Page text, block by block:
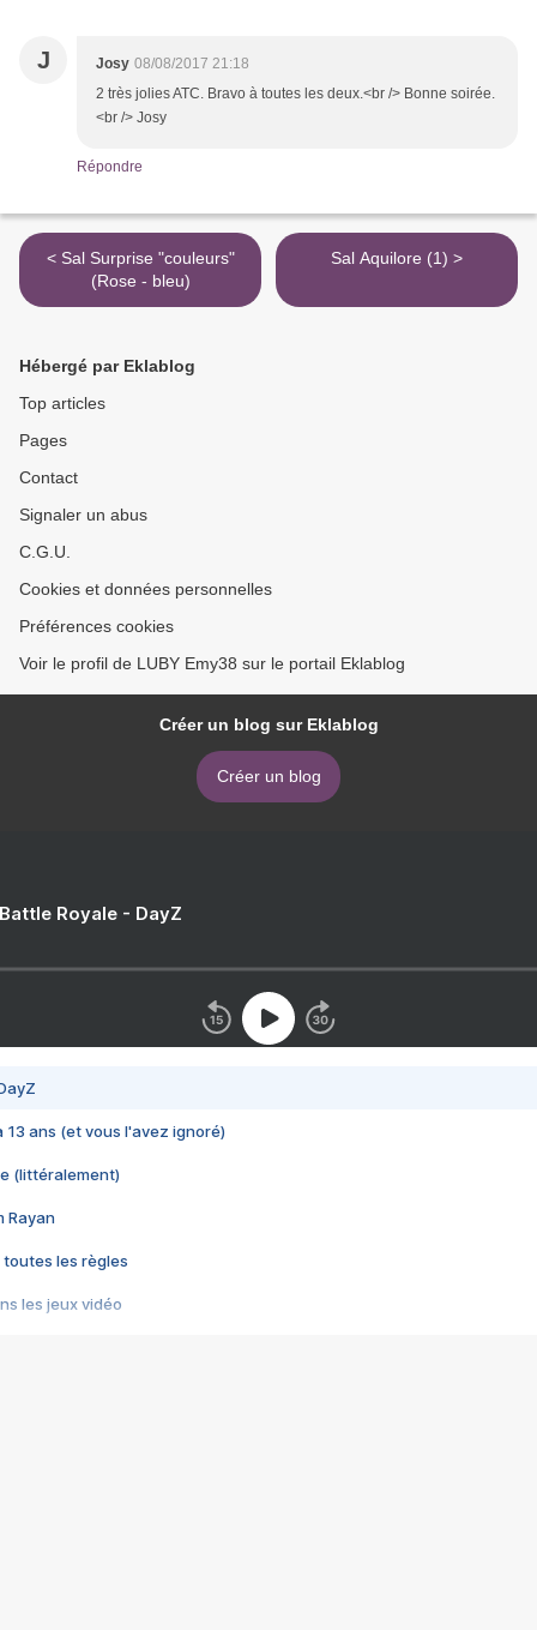
J Josy 08/08/2017 21:18
2 très jolies ATC. Bravo à toutes les deux.<br /> Bonne soirée.
<br /> Josy
Répondre
< Sal Surprise "couleurs"
(Rose - bleu)
Sal Aquilore (1) >
Hébergé par Eklablog
Top articles
Pages
Contact
Signaler un abus
C.G.U.
Cookies et données personnelles
Préférences cookies
Voir le profil de LUBY Emy38 sur le portail Eklablog
Créer un blog sur Eklablog
Créer un blog
Royale - DayZ
13 ans (et vous l'avez ignoré)
(littéralement)
Rayan
toutes les règles
les jeux vidéo